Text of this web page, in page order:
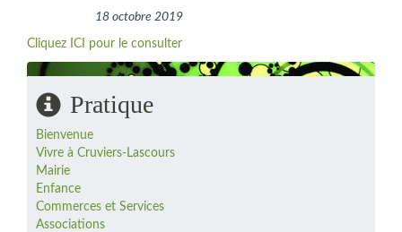
18 octobre 2019
Cliquez ICI pour le consulter
Pratique
Bienvenue
Vivre à Cruviers-Lascours
Mairie
Enfance
Commerces et Services
Associations